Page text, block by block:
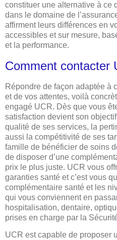
constituer une alternative à ce
dans le domaine de
affirment leurs différences en
accessibles et sur mesure,
et la performance.
Comment contacter
Répondre de façon adaptée à
et de vos attentes, voilà
engagé UCR. Dès que vous
satisfaction devient son
qualité de ses services, la
aussi la compétitivité de ses
famille de bénéficier de soins
de disposer d’une
prix le plus juste. UCR vous
garanties santé et c’est vous
complémentaire santé et les
qui vous conviennent en
hospitalisation, dentaire,
prises en charge par la
UCR est capable de proposer